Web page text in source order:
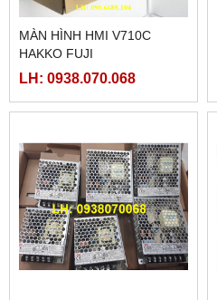
MÀN HÌNH HMI V710C
HAKKO FUJI
LH: 0938.070.068